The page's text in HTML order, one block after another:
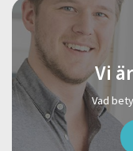
Vi
Vad